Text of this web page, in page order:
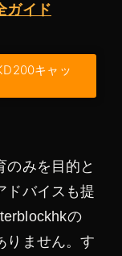
ガイド
キャッ
のみを目的と
ドバイスも提
の
りません。す